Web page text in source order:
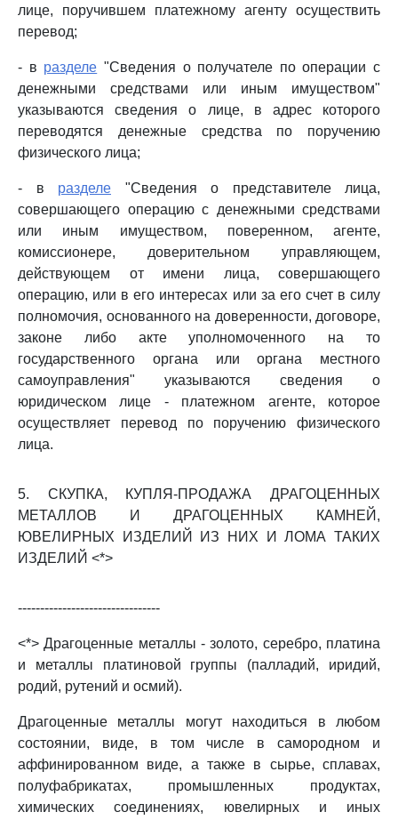
лице, поручившем платежному агенту осуществить
перевод;
- в разделе "Сведения о получателе по операции с
денежными средствами или иным имуществом"
указываются сведения о лице, в адрес которого
переводятся денежные средства по поручению
физического лица;
- в разделе "Сведения о представителе лица,
совершающего операцию с денежными средствами
или иным имуществом, поверенном, агенте,
комиссионере, доверительном управляющем,
действующем от имени лица, совершающего
операцию, или в его интересах или за его счет в силу
полномочия, основанного на доверенности, договоре,
законе либо акте уполномоченного на то
государственного органа или органа местного
самоуправления" указываются сведения о
юридическом лице - платежном агенте, которое
осуществляет перевод по поручению физического
лица.
5. СКУПКА, КУПЛЯ-ПРОДАЖА ДРАГОЦЕННЫХ
МЕТАЛЛОВ И ДРАГОЦЕННЫХ КАМНЕЙ,
ЮВЕЛИРНЫХ ИЗДЕЛИЙ ИЗ НИХ И ЛОМА ТАКИХ
ИЗДЕЛИЙ <*>
--------------------------------
<*> Драгоценные металлы - золото, серебро, платина
и металлы платиновой группы (палладий, иридий,
родий, рутений и осмий).
Драгоценные металлы могут находиться в любом
состоянии, виде, в том числе в самородном и
аффинированном виде, а также в сырье, сплавах,
полуфабрикатах, промышленных продуктах,
химических соединениях, ювелирных и иных